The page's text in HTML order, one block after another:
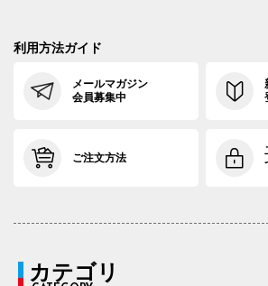
利用方法ガイド
メールマガジン
会員募集中
ご注文方法
カテゴリ